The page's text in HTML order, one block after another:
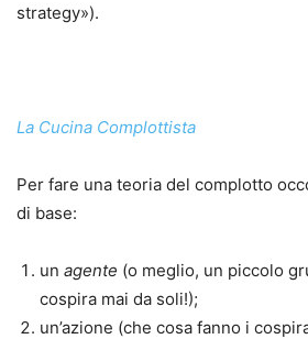
strategy»).
La Cucina Complottista
Per fare una teoria del complotto
di base:
un agente (o meglio, un piccolo
cospira mai da soli!);
un’azione (che cosa fanno i